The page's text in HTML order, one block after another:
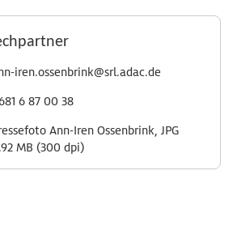
iren.ossenbrink@srl.adac.de
6 87 00 38
Ann-Iren Ossenbrink, JPG
MB (300 dpi)